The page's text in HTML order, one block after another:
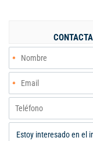
afinados de 6.000
para vehículos de
primer nivel con
m2 de oficinas
vista externa y a la
administrativos.
Expertos en
Alfredo Aldana B.